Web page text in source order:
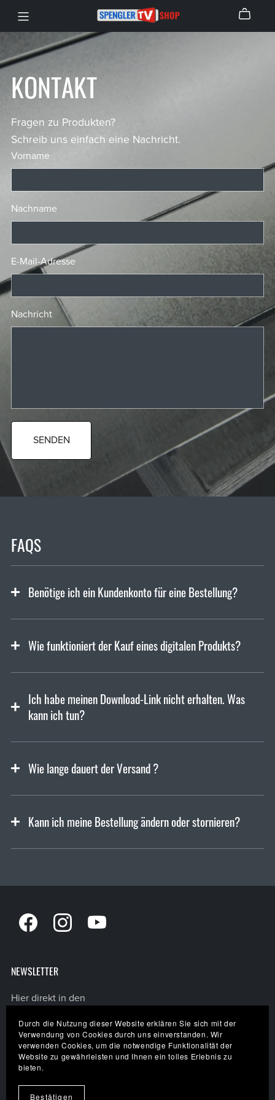
KONTAKT
Fragen zu Produkten?
Schreib uns einfach eine Nachricht.
Vorname
Nachname
E-Mail-Adresse
Nachricht
SENDEN
FAQS
Benötige ich ein Kundenkonto für eine Bestellung?
Wie funktioniert der Kauf eines digitalen Produkts?
Ich habe meinen Download-Link nicht erhalten. Was
kann ich tun?
Wie lange dauert der Versand ?
Kann ich meine Bestellung ändern oder stornieren?
NEWSLETTER
Hier direkt in den
eintragen!
Datenschutz
Durch die Nutzung dieser Website erklären Sie sich mit der
Verwendung von Cookies durch uns einverstanden. Wir
verwenden Cookies, um die notwendige Funktionalität der
Website zu gewährleisten und Ihnen ein tolles Erlebnis zu
bieten.
Bestätigen